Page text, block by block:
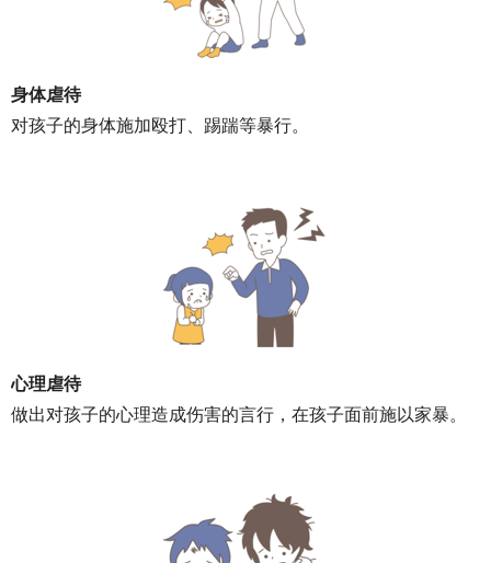
身体虐待
对孩子的身体施加殴打、踢踹等暴行。
心理虐待
做出对孩子的心理造成伤害的言行，在孩子面前施以家暴。